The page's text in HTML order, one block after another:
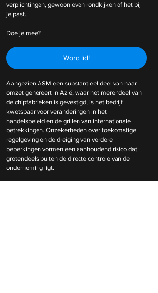
verplichtingen, gewoon even rondkijken of het bij
je past.
Doe je mee?
Word lid!
Aangezien ASM een substantieel deel van haar
omzet genereert in Azië, waar het merendeel van
de chipfabrieken is gevestigd, is het bedrijf
kwetsbaar voor veranderingen in het
handelsbeleid en de grillen van internationale
betrekkingen. Onzekerheden over toekomstige
regelgeving en de dreiging van verdere
beperkingen vormen een aanhoudend risico dat
grotendeels buiten de directe controle van de
onderneming ligt.